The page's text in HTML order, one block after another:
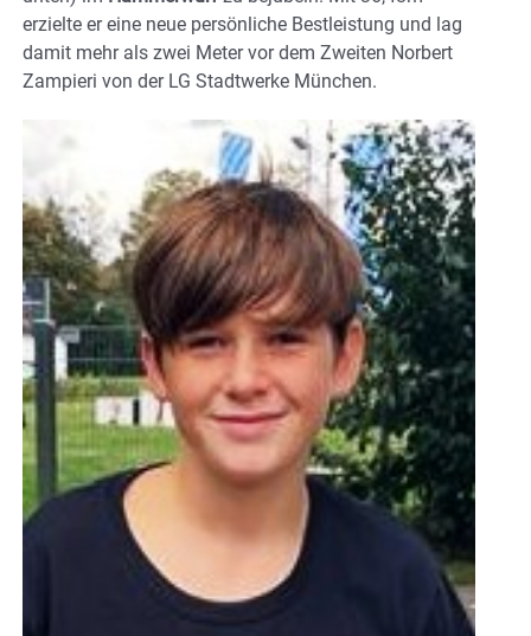
erzielte er eine neue persönliche Bestleistung und lag
damit mehr als zwei Meter vor dem Zweiten Norbert
Zampieri von der LG Stadtwerke München.